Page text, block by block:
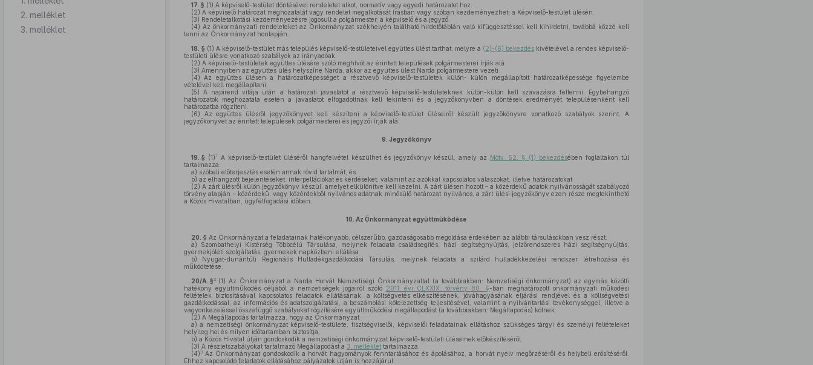
2. melléklet
3. melléklet
17. § (1) A képviselő-testület döntésével rendeletet alkot, normatív vagy egyedi határozatot hoz.
(2) A képviselő határozat meghozatalát vagy rendelet megalkotását írásban vagy szóban kezdeményezheti a Képviselő-testület ülésén.
(3) Rendeletalkotási kezdeményezésre jogosult a polgármester, a képviselő és a jegyző.
(4) Az önkormányzati rendeleteket az Önkormányzat székhelyén található hirdetőtáblán való kifüggesztéssel kell kihirdetni, továbbá közzé kell
tenni az Önkormányzat honlapján.
18. § (1) A képviselő-testület más település képviselő-testületeivel együttes ülést tarthat, melyre a (2)-(6) bekezdés kivételével a rendes képviselő-
testületi ülésre vonatkozó szabályok az irányadóak.
(2) A képviselő-testületek együttes ülésére szóló meghívót az érintett települések polgármesterei írják alá.
(3) Amennyiben az együttes ülés helyszíne Narda, akkor az együttes ülést Narda polgármestere vezeti.
(4) Az együttes ülésen a határozatképességet a résztvevő képviselő-testületek külön- külön megállapított határozatképessége figyelembe
vételével kell megállapítani.
(5) A napirend vitája után a határozati javaslatot a résztvevő képviselő-testületeknek külön-külön kell szavazásra feltenni. Egybehangzó
határozatok meghozatala esetén a javaslatot elfogadottnak kell tekinteni és a jegyzőkönyvben a döntések eredményét településenként kell
határozatba rögzíteni.
(6) Az együttes ülésről jegyzőkönyvet kell készíteni a képviselő-testület üléseiről készült jegyzőkönyvre vonatkozó szabályok szerint. A
jegyzőkönyvet az érintett települések polgármesterei és jegyzői írják alá.
9. Jegyzőkönyv
19. § (1) 1 A képviselő-testület üléséről hangfelvétel készülhet és jegyzőkönyv készül, amely az Mötv. 52. § (1) bekezdésében foglaltakon túl
tartalmazza:
a) szóbeli előterjesztés esetén annak rövid tartalmát, és
b) az elhangzott bejelentéseket, interpellációkat és kérdéseket, valamint az azokkal kapcsolatos válaszokat, illetve határozatokat
(2) A zárt ülésről külön jegyzőkönyv készül, amelyet elkülönítve kell kezelni. A zárt ülésen hozott – a közérdekű adatok nyilvánosságát szabályozó
törvény alapján – közérdekű, vagy közérdekből nyilvános adatnak minősülő határozat nyilvános, a zárt ülési jegyzőkönyv ezen része megtekinthető
a Közös Hivatalban, ügyfélfogadási időben.
10. Az Önkormányzat együttműködése
20. § Az Önkormányzat a feladatainak hatékonyabb, célszerűbb, gazdaságosabb megoldása érdekében az alábbi társulásokban vesz részt:
a) Szombathelyi Kistérség Többcélú Társulása, melynek feladata családsegítés, házi segítségnyújtás, jelzőrendszeres házi segítségnyújtás,
gyermekjóléti szolgáltatás, gyermekek napközbeni ellátása
b) Nyugat-dunántúli Regionális Hulladékgazdálkodási Társulás, melynek feladata a szilárd hulladékkezelési rendszer létrehozása és
működtetése.
20/A. §2 (1) Az Önkormányzat a Narda Horvát Nemzetiségi Önkormányzattal (a továbbiakban: Nemzetiségi önkormányzat) az egymás közötti
hatékony együttműködés céljából a nemzetiségek jogairól szóló 2011. évi CLXXIX. törvény 80. §-ban meghatározott önkormányzati működési
feltételek biztosításával kapcsolatos feladatok ellátásának, a költségvetés elkészítésének, jóváhagyásának eljárási rendjével és a költségvetési
gazdálkodással, az információs és adatszolgáltatási, a beszámolási kötelezettség teljesítésével, valamint a nyilvántartási tevékenységgel, illetve a
vagyonkezeléssel összefüggő szabályokat rögzítésére együttműködési megállapodást (a továbbiakban: Megállapodás) kötnek.
(2) A Megállapodás tartalmazza, hogy az Önkormányzat
a) a nemzetiségi önkormányzat képviselő-testülete, tisztségviselői, képviselői feladatainak ellátáshoz szükséges tárgyi és személyi feltételeket
helyileg hol és milyen időtartamban biztosítja,
b) a Közös Hivatal útján gondoskodik a nemzetiségi önkormányzat képviselő-testületi üléseinek előkészítéséről.
(3) A részletszabályokat tartalmazó Megállapodást a 3. melléklettartalmazza.
(4) 3Az Önkormányzat gondoskodik a horvát hagyományok fenntartásához és ápolásához, a horvát nyelv megőrzéséről és helybeli erősítéséről.
Ehhez kapcsolódó feladatok ellátásához pályázatok útján is hozzájárul.